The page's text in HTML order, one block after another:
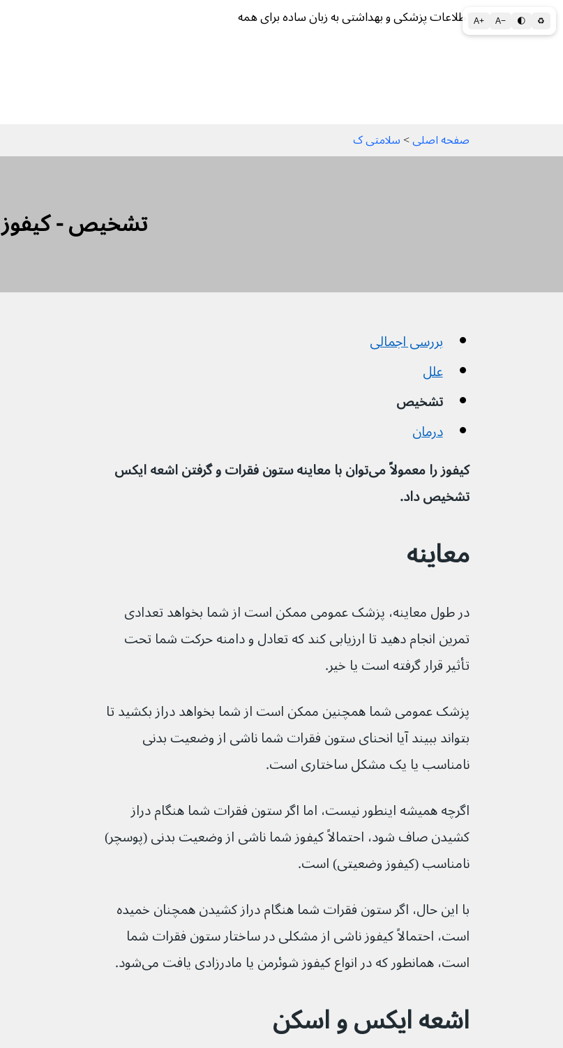
A+ A− 🌓 ♻ اطلاعات پزشکی و بهداشتی به زبان ساده برای همه
صفحه اصلی > سلامتی ک
تشخیص - کیفوز
بررسی اجمالی
علل
تشخیص
درمان
کیفوز را معمولاً می‌توان با معاینه ستون فقرات و گرفتن اشعه ایکس
تشخیص داد.
معاینه
در طول معاینه، پزشک عمومی ممکن است از شما بخواهد تعدادی
تمرین انجام دهید تا ارزیابی کند که تعادل و دامنه حرکت شما تحت
تأثیر قرار گرفته است یا خیر.
پزشک عمومی شما همچنین ممکن است از شما بخواهد دراز بکشید تا
بتواند ببیند آیا انحنای ستون فقرات شما ناشی از وضعیت بدنی
نامناسب یا یک مشکل ساختاری است.
اگرچه همیشه اینطور نیست، اما اگر ستون فقرات شما هنگام دراز
کشیدن صاف شود، احتمالاً کیفوز شما ناشی از وضعیت بدنی (پوسچر)
نامناسب (کیفوز وضعیتی) است.
با این حال، اگر ستون فقرات شما هنگام دراز کشیدن همچنان خمیده
است، احتمالاً کیفوز ناشی از مشکلی در ساختار ستون فقرات شما
است، همانطور که در انواع کیفوز شوئرمن یا مادرزادی یافت می‌شود.
اشعه ایکس و اسکن